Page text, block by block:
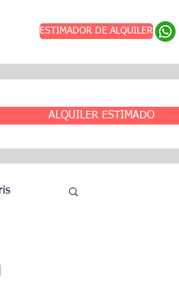
ESTIMADOR DE ALQUILER
ALQUILER ESTIMADO